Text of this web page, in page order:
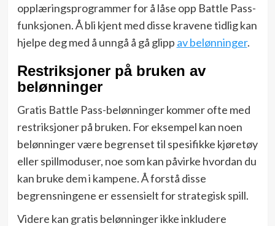
opplæringsprogrammer for å låse opp Battle Pass-
funksjonen. Å bli kjent med disse kravene tidlig kan
hjelpe deg med å unngå å gå glipp av belønninger.
Restriksjoner på bruken av
belønninger
Gratis Battle Pass-belønninger kommer ofte med
restriksjoner på bruken. For eksempel kan noen
belønninger være begrenset til spesifikke kjøretøy
eller spillmoduser, noe som kan påvirke hvordan du
kan bruke dem i kampene. Å forstå disse
begrensningene er essensielt for strategisk spill.
Videre kan gratis belønninger ikke inkludere